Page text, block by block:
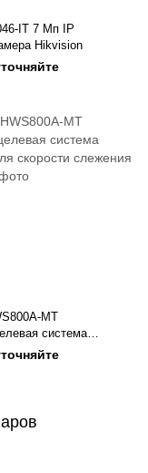
IT 7 Мп IP
Hikvision
MT
система
скорости слежения